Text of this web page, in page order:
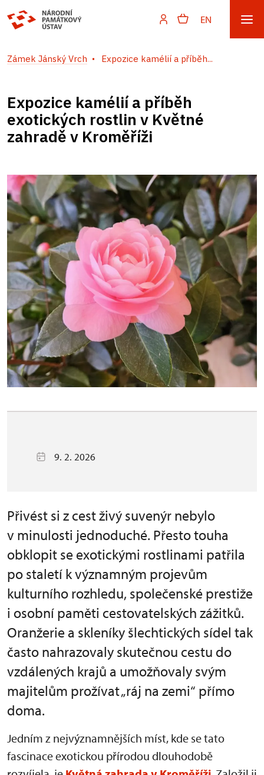
EN
Zámek Jánský Vrch Expozice kamélií a příběh...
Expozice kamélií a příběh
exotických rostlin v Květné
zahradě v Kroměříži
9. 2. 2026
Přivést si z cest živý suvenýr nebylo
v minulosti jednoduché. Přesto touha
obklopit se exotickými rostlinami patřila
po staletí k významným projevům
kulturního rozhledu, společenské prestiže
i osobní paměti cestovatelských zážitků.
Oranžerie a skleníky šlechtických sídel tak
často nahrazovaly skutečnou cestu do
vzdálených krajů a umožňovaly svým
majitelům prožívat „ráj na zemi“ přímo
doma.
Jedním z nejvýznamnějších míst, kde se tato
fascinace exotickou přírodou dlouhodobě